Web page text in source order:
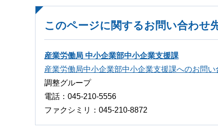
このページに関するお問い合わせ
産業労働局 中小企業部中小企業支援課
産業労働局中小企業部中小企業支援課へのお問い
調整グループ
電話：045-210-5556
ファクシミリ：045-210-8872